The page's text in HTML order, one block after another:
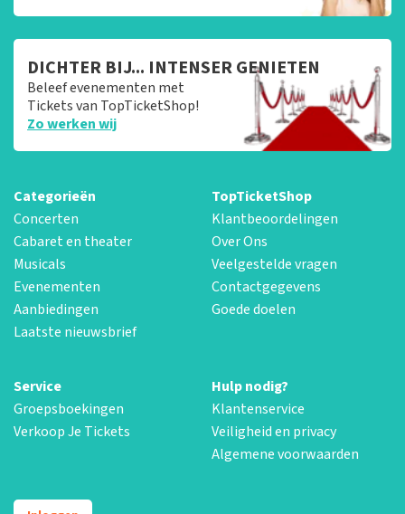
DICHTER BIJ... INTENSER GENIETEN
Beleef evenementen met
Tickets van TopTicketShop!
Zo werken wij
Categorieën
Concerten
Cabaret en theater
Musicals
Evenementen
Aanbiedingen
Laatste nieuwsbrief
TopTicketShop
Klantbeoordelingen
Over Ons
Veelgestelde vragen
Contactgegevens
Goede doelen
Service
Groepsboekingen
Verkoop Je Tickets
Hulp nodig?
Klantenservice
Veiligheid en privacy
Algemene voorwaarden